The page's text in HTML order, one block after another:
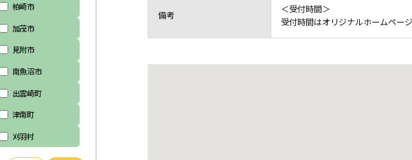
備考
＜受付時間＞
受付時間はオリジナルホームペー
柏崎市
加茂市
見附市
南魚沼市
出雲崎町
津南町
刈羽村